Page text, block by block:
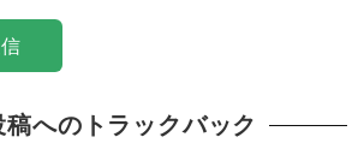
稿へのトラックバック